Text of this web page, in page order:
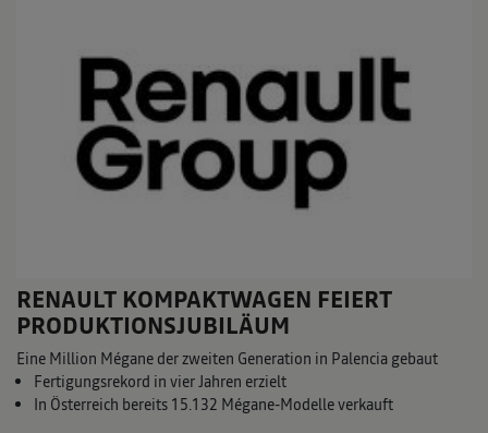
RENAULT KOMPAKTWAGEN FEIERT
PRODUKTIONSJUBILÄUM
Eine Million Mégane der zweiten Generation in Palencia gebaut
Fertigungsrekord in vier Jahren erzielt
In Österreich bereits 15.132 Mégane-Modelle verkauft